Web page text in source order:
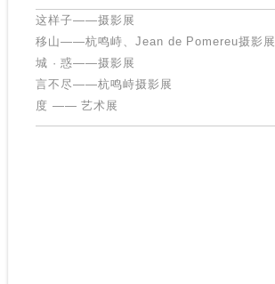
这样子——摄影展
移山——杭鸣峙、Jean de Pomereu摄影展
城 · 惑——摄影展
言不尽——杭鸣峙摄影展
度 —— 艺术展